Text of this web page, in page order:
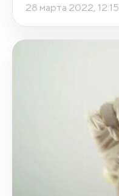
28 марта 2022, 12:15